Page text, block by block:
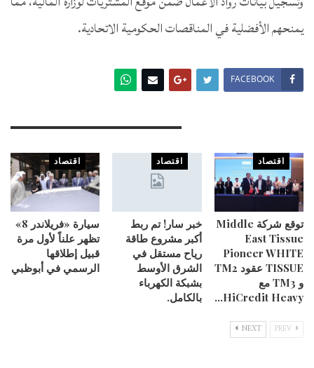
يمنحهم الأفضلية في المناقصات الحكومية الاتحادية.
FACEBOOK
اقتصاد
توقع شركة Middle
East Tissue
Pioneer WHITE
TISSUE عقود TM2
و TM3 مع
HiCredit Heavy…
اقتصاد
خبر سار! تم ربط
أكبر مشروع طاقة
رياح مستقل في
الشرق الأوسط
بشبكة الكهرباء
بالكامل.
اقتصاد
سيارة «فريلاندر 8»
تظهر علناً لأول مرة
قبيل إطلاقها
الرسمي في أبوظبي
NEXT